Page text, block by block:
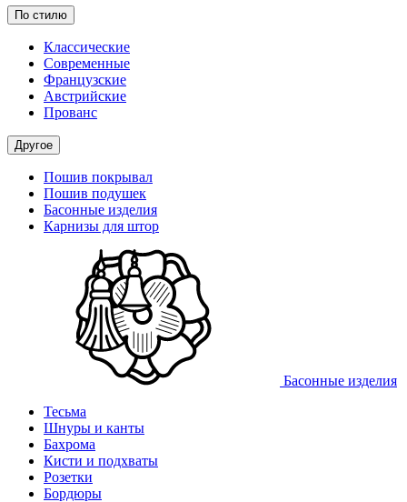
По стилю
Классические
Современные
Французские
Австрийские
Прованс
Другое
Пошив покрывал
Пошив подушек
Басонные изделия
Карнизы для штор
Басонные изделия
Тесьма
Шнуры и канты
Бахрома
Кисти и подхваты
Розетки
Бордюры